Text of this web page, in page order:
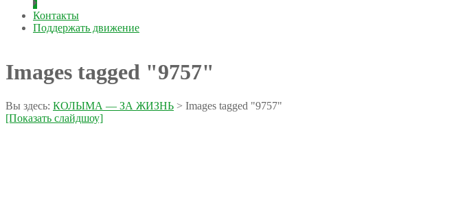
Контакты
Поддержать движение
Images tagged "9757"
Вы здесь: КОЛЫМА — ЗА ЖИЗНЬ > Images tagged "9757"
[Показать слайдшоу]